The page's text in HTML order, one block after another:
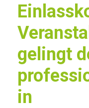
gelingt
in